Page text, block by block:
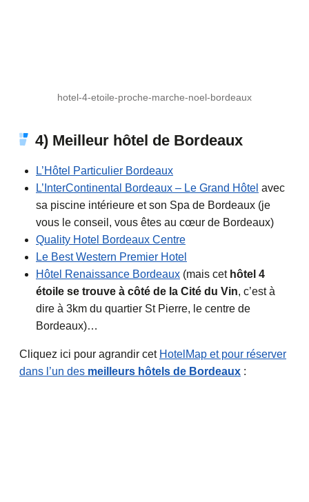
hotel-4-etoile-proche-marche-noel-bordeaux
4) Meilleur hôtel de Bordeaux
L’Hôtel Particulier Bordeaux
L’InterContinental Bordeaux – Le Grand Hôtel avec
sa piscine intérieure et son Spa de Bordeaux (je
vous le conseil, vous êtes au cœur de Bordeaux)
Quality Hotel Bordeaux Centre
Le Best Western Premier Hotel
Hôtel Renaissance Bordeaux (mais cet hôtel 4
étoile se trouve à côté de la Cité du Vin, c’est à
dire à 3km du quartier St Pierre, le centre de
Bordeaux)…
Cliquez ici pour agrandir cet HotelMap et pour réserver
dans l’un des meilleurs hôtels de Bordeaux :